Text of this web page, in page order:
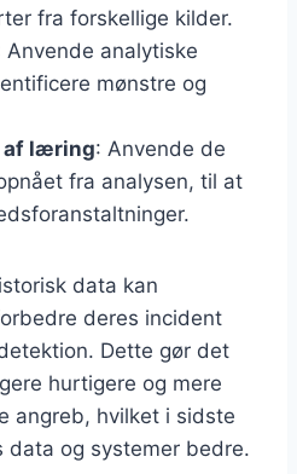
fra forskellige kilder.
Anvende analytiske
mønstre og
af læring: Anvende de
fra analysen, til at
data kan
deres incident
Dette gør det
hurtigere og mere
angreb, hvilket i sidste
data og systemer bedre.